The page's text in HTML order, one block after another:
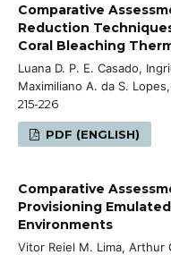
Comparative
Reduction
Coral Bleaching
Luana D. P. E. Casado,
Maximiliano A. da S.
215-226
PDF (ENGLISH)
Comparative
Provisioning
Environments
Vitor Reiel M. Lima, Arthur